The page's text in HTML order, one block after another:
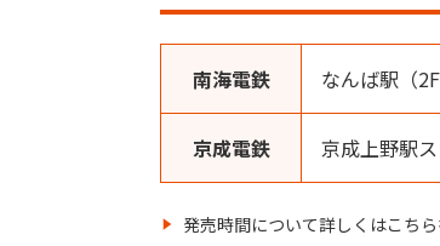
南海電鉄 なんば駅（
京成電鉄 京成上野駅
発売時間について詳しくはこちら